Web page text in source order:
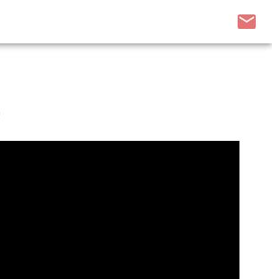
email